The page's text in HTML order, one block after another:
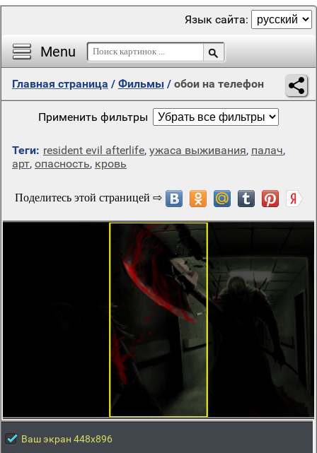
Menu
Язык сайта:
Главная страница / Фильмы / обои на телефон
Применить фильтры
Теги: resident evil afterlife, ужаса выживания, палач,
арт, опасность, кровь
Ваш экран 448x896